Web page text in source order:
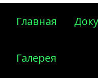
Главная
Галерея